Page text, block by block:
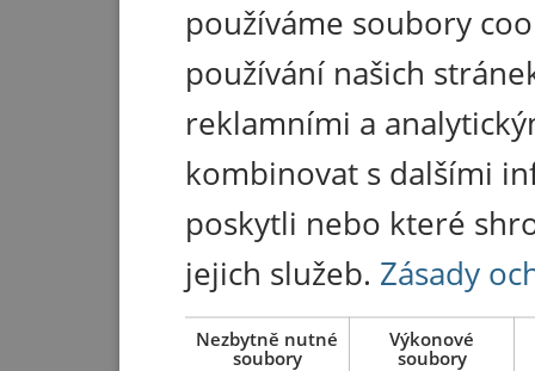
používáme soubory
používání našich
reklamními a
kombinovat s dalšími
poskytli nebo které
jejich služeb. Zásady
Nezbytně nutné
soubory
Výkonové
soubory